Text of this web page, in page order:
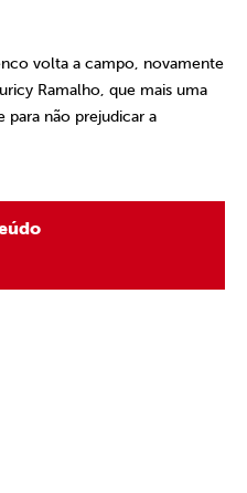
volta a campo, novamente
Ramalho, que mais uma
para não prejudicar a